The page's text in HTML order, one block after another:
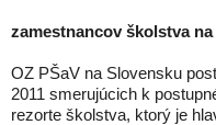
zamestnancov školstva
OZ PŠaV na Slovensku
2011 smerujúcich k
rezorte školstva, ktorý je